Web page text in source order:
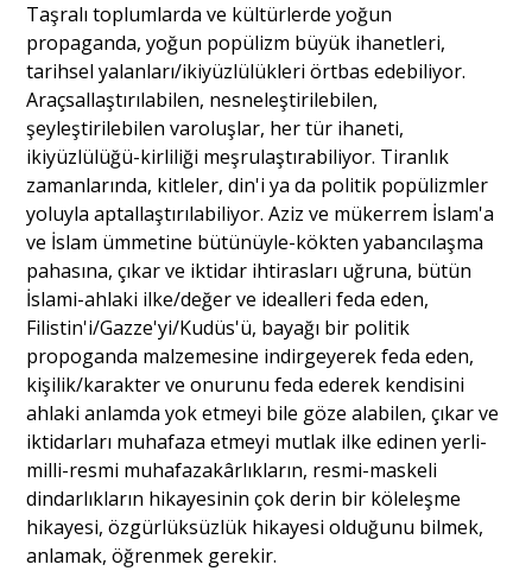
Taşralı toplumlarda ve kültürlerde yoğun
propaganda, yoğun popülizm büyük ihanetleri,
tarihsel yalanları/ikiyüzlülükleri örtbas edebiliyor.
Araçsallaştırılabilen, nesneleştirilebilen,
şeyleştirilebilen varoluşlar, her tür ihaneti,
ikiyüzlülüğü-kirliliği meşrulaştırabiliyor. Tiranlık
zamanlarında, kitleler, din'i ya da politik popülizmler
yoluyla aptallaştırılabiliyor. Aziz ve mükerrem İslam'a
ve İslam ümmetine bütünüyle-kökten yabancılaşma
pahasına, çıkar ve iktidar ihtirasları uğruna, bütün
İslami-ahlaki ilke/değer ve idealleri feda eden,
Filistin'i/Gazze'yi/Kudüs'ü, bayağı bir politik
propoganda malzemesine indirgeyerek feda eden,
kişilik/karakter ve onurunu feda ederek kendisini
ahlaki anlamda yok etmeyi bile göze alabilen, çıkar ve
iktidarları muhafaza etmeyi mutlak ilke edinen yerli-
milli-resmi muhafazakârlıkların, resmi-maskeli
dindarlıkların hikayesinin çok derin bir köleleşme
hikayesi, özgürlüksüzlük hikayesi olduğunu bilmek,
anlamak, öğrenmek gerekir.